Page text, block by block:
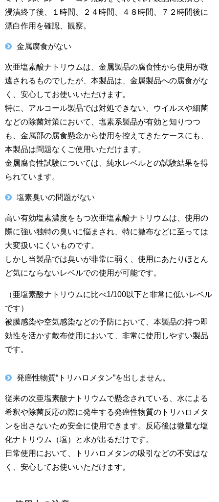
浸漬終了後、１時間、２４時間、４８時間、７２時間後に
漂白作用を確認、観察。
金属腐食がない
次亜塩素酸ナトリウムは、金属製品の腐食性から使用が敬
遠されるものでしたが、本製品は、金属製品への腐食がな
く、安心してお使いいただけます。
特に、アルコール製品では対処できない、ウイルスや細菌
などの除菌対策において、塩素系製品が有効と知りつつ
も、金属部の腐食懸念から使用を控えてきたケースにも、
本製品は問題なくご使用いただけます。
金属腐食性試験については、純水レベルとの試験結果を得
られています。
塩素臭いの問題がない
高い有効塩素濃度をもつ次亜塩素酸ナトリウムは、使用の
際に強い独特の臭いに悩まされ、特に撒布などに至っては
大変扱いにくいものです。
しかし当製品では臭いが非常に弱く、使用にあたりほとん
ど気にならないレベルでの使用が可能です。
（亜塩素酸ナトリウムに比べ1/100以下と非常に低いレベル
です）
被膜感染や空気感染などの予防において、本製品の持つ即
効性を活かす散布使用において、非常に使用しやすい製品
です。
発癌性物質“トリハロメタン”を出しません。
従来の次亜塩素酸ナトリウムで懸念されている、水による
希釈や除菌反応の際に発生する発癌性物質のトリハロメタ
ンを出さないため安全に使用できます。反応後は微量な塩
化ナトリウム（塩）と水が出るだけです。
日常使用において、トリハロメタンの吸引などの不安はな
く、安心してお使いいただけます。